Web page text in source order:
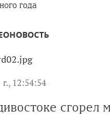
года
12:54:54
сгорел